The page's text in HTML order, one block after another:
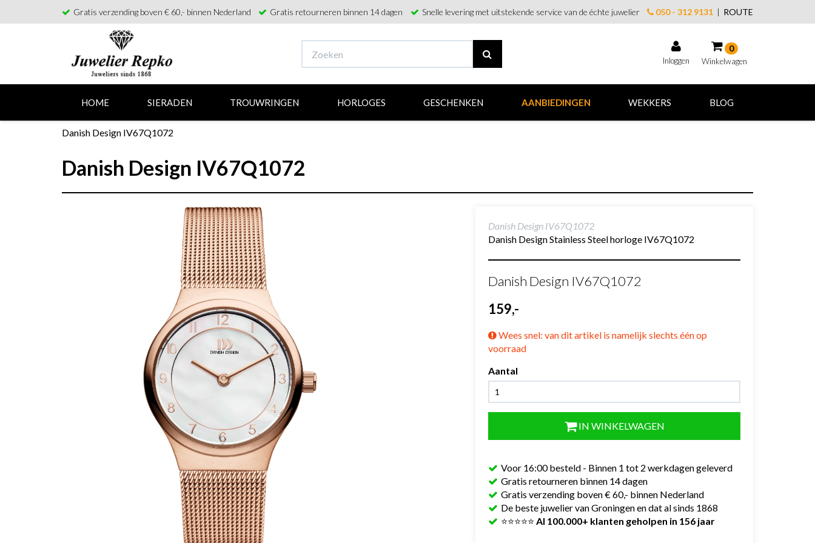
Gratis verzending boven € 60,- binnen Nederland Gratis retourneren binnen 14 dagen Snelle levering met uitstekende service van de échte juwelier 050 - 312 9131| ROUTE
Inloggen
0
Winkelwagen
Winkelwagen
HOME SIERADEN TROUWRINGEN HORLOGES GESCHENKEN AANBIEDINGEN WEKKERS BLOG
Danish Design IV67Q1072
Danish Design IV67Q1072
Danish Design IV67Q1072
Danish Design Stainless Steel horloge IV67Q1072
Danish Design IV67Q1072
159,-
Wees snel: van dit artikel is namelijk slechts één op
voorraad
Aantal
IN WINKELWAGEN
Voor 16:00 besteld - Binnen 1 tot 2 werkdagen geleverd
Gratis retourneren binnen 14 dagen
Gratis verzending boven € 60,- binnen Nederland
De beste juwelier van Groningen en dat al sinds 1868
⭐⭐⭐⭐⭐Al 100.000+ klanten geholpen in 156 jaar